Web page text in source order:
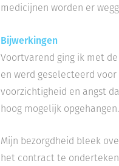
medicijnen worden er
Bijwerkingen
Voortvarend ging ik met
en werd geselecteerd
voorzichtigheid en angst
hoog mogelijk opgehangen.
Mijn bezorgdheid bleek
het contract te